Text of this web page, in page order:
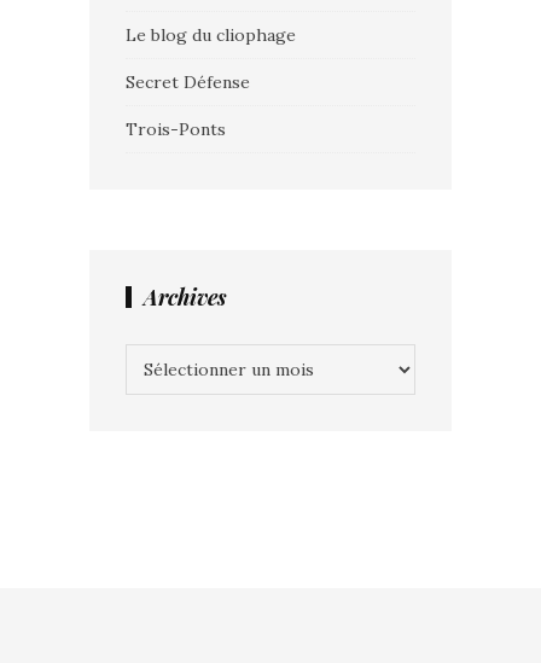
Le blog du cliophage
Secret Défense
Trois-Ponts
Archives